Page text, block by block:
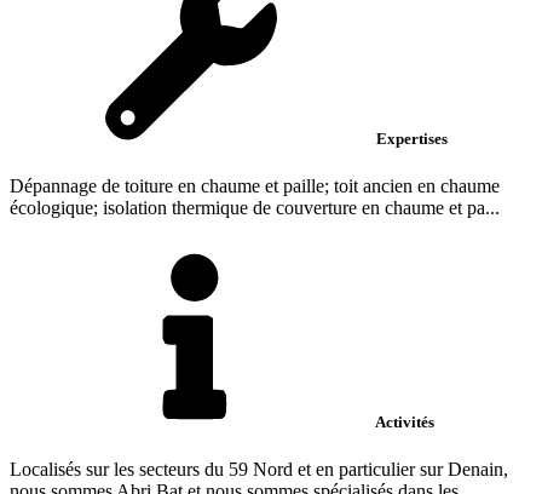
Expertises
Dépannage de toiture en chaume et paille; toit ancien en chaume
écologique; isolation thermique de couverture en chaume et pa...
Activités
Localisés sur les secteurs du 59 Nord et en particulier sur Denain,